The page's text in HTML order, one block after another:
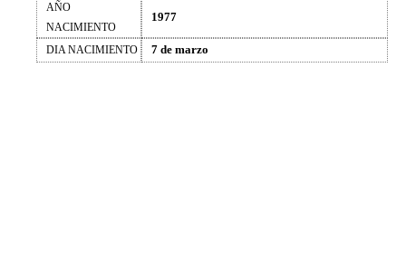
AÑO
NACIMIENTO
1977
DIA NACIMIENTO 7 de marzo